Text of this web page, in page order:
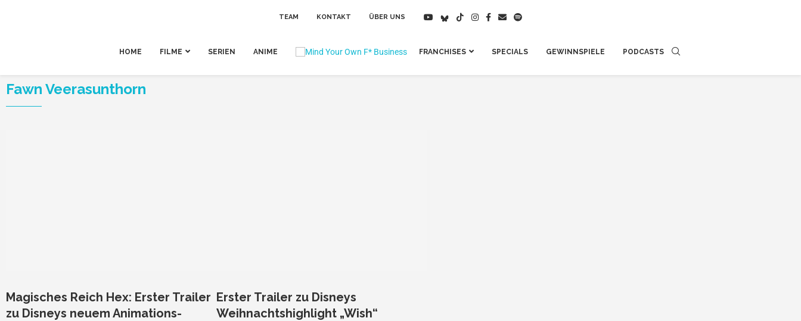
TEAM KONTAKT ÜBER UNS
HOME FILME SERIEN ANIME FRANCHISES SPECIALS GEWINNSPIELE PODCASTS
Fawn Veerasunthorn
Magisches Reich Hex: Erster Trailer
zu Disneys neuem Animations-
Erster Trailer zu Disneys
Weihnachtshighlight „Wish“